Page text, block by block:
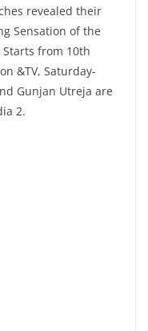
revealed their
Sensation of the
Starts from 10th
&TV, Saturday-
Gunjan Utreja are
2.